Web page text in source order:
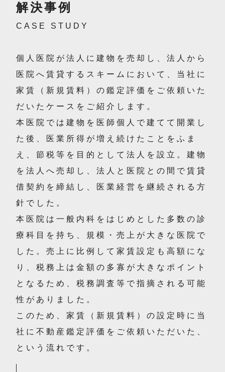
解決事例
CASE STUDY
個人医院が法人に建物を売却し、法人から
医院へ賃貸するスキームにおいて、当社に
家賃（新規賃料）の鑑定評価をご依頼いた
だいたケースをご紹介します。
本医院では建物を医師個人で建てて開業し
た後、医業所得が増え続けたことをふま
え、節税等を目的として法人を設立。建物
を法人へ売却し、法人と医院との間で賃貸
借契約を締結し、医業経営を継続される方
針でした。
本医院は一般内科をはじめとした多数の診
療科目を持ち、規模・売上が大きな医院で
した。売上に比例して家賃設定も高額にな
り、税務上は金額の多寡が大きなポイント
となるため、税務調査等で指摘される可能
性がありました。
このため、家賃（新規賃料）の設定時に当
社に不動産鑑定評価をご依頼いただいた、
という流れです。